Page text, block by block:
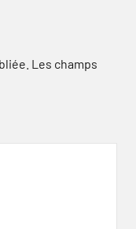
Les champs